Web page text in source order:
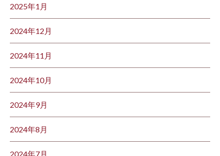
2025年1月
2024年12月
2024年11月
2024年10月
2024年9月
2024年8月
2024年7月